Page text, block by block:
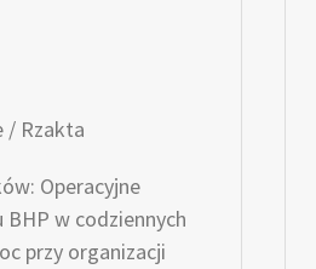
/ Rzakta
Operacyjne
BHP w codziennych
przy organizacji